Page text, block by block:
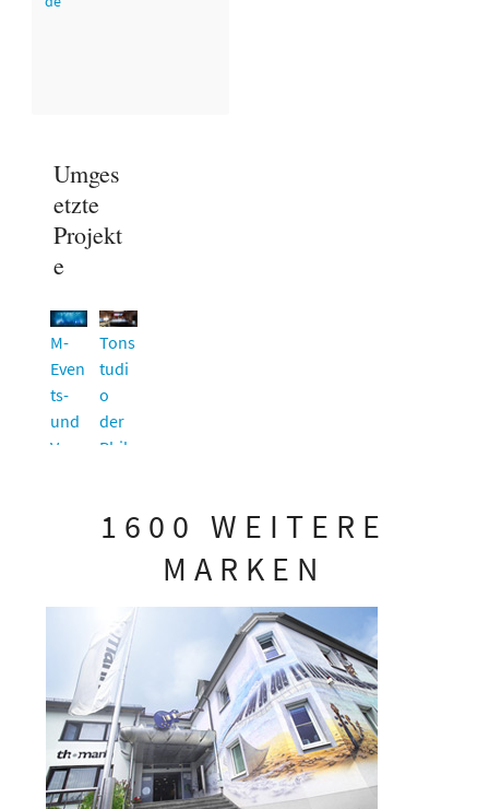
Umges
etzte
Projekt
e
Tons
tudi
o
der
Phil
ie
M-
Even
ts-
und
Vera
H
1600 WEITERE
MARKEN